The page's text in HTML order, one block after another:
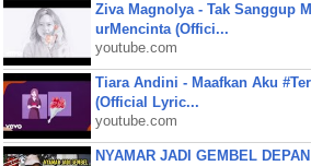
Ziva Magnolya - Tak Sanggup
urMencinta (Offici...
youtube.com
Tiara Andini - Maafkan Aku
(Official Lyric...
youtube.com
NYAMAR JADI GEMBEL